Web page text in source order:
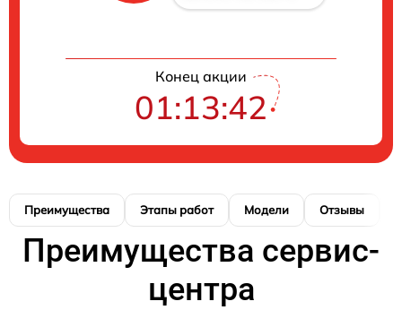
Конец акции
01:13:42
Преимущества Этапы работ Модели Отзывы
Преимущества сервис-
центра